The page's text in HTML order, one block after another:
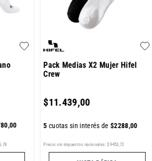
,00
78
Pack Medias X2 Mujer Hifel
Crew
$11.439,00
5 cuotas sin interés de$2288,00
Precio sin impuestos nacionales: $ 9453 ,72